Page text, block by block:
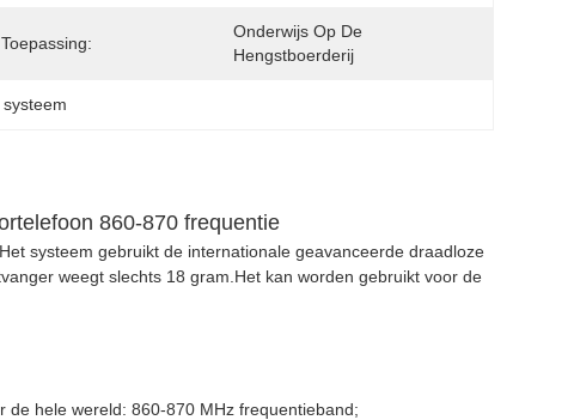
Toepassing:
Onderwijs Op De
Hengstboerderij
860-870 frequentie
systeem gebruikt de internationale geavanceerde draadloze
weegt slechts 18 gram.Het kan worden gebruikt voor de
hele wereld: 860-870 MHz frequentieband;